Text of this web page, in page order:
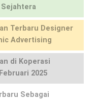
Terbaru Designer
Advertising
di Koperasi
2025
Sebagai